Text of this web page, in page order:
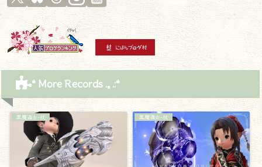
* More Records .｡.:*
黒魔道士-杖 黒魔道士-杖